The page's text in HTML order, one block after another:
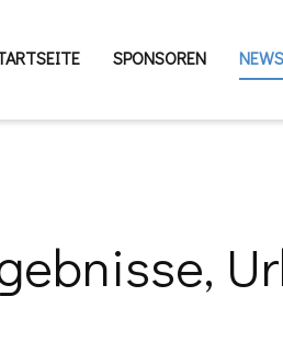
SPONSOREN NEWS